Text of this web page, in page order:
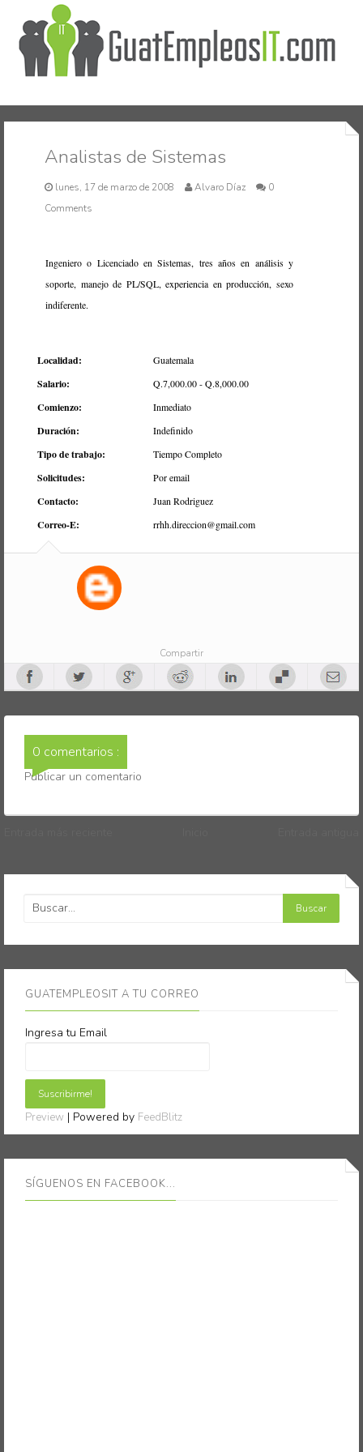
Inicio
Analistas de Sistemas
lunes, 17 de marzo de 2008 Alvaro Díaz
0
Comments
Ingeniero o Licenciado en Sistemas, tres años en análisis y
soporte, manejo de PL/SQL, experiencia en producción, sexo
indiferente.
Localidad: Guatemala
Salario: Q.7,000.00 - Q.8,000.00
Comienzo: Inmediato
Duración: Indefinido
Tipo de trabajo: Tiempo Completo
Solicitudes: Por email
Contacto: Juan Rodriguez
Correo-E: rrhh.direccion@gmail.com
Compartir
0 comentarios :
Publicar un comentario
GUATEMPLEOSIT A TU CORREO
Ingresa tu Email
Preview | Powered by FeedBlitz
SÍGUENOS EN FACEBOOK...